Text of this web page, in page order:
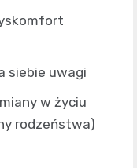
siebie uwagi
w życiu
rodzeństwa)